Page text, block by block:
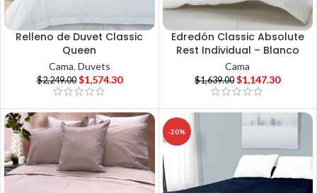
Relleno de Duvet Classic
Queen
Cama, Duvets
$2,249.00 $1,574.30
Edredón Classic Absolute
Rest Individual – Blanco
Cama
$1,639.00 $1,147.30
-20%